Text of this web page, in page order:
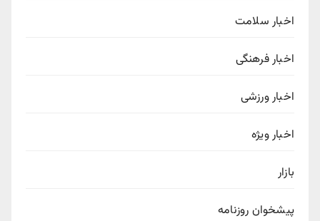
اخبار سلامت
اخبار فرهنگی
اخبار ورزشی
اخبار ویژه
بازار
پیشخوان روزنامه